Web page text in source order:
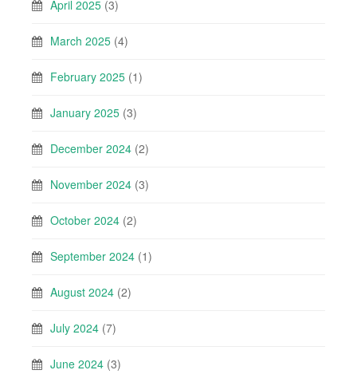
April 2025 (3)
March 2025 (4)
February 2025 (1)
January 2025 (3)
December 2024 (2)
November 2024 (3)
October 2024 (2)
September 2024 (1)
August 2024 (2)
July 2024 (7)
June 2024 (3)